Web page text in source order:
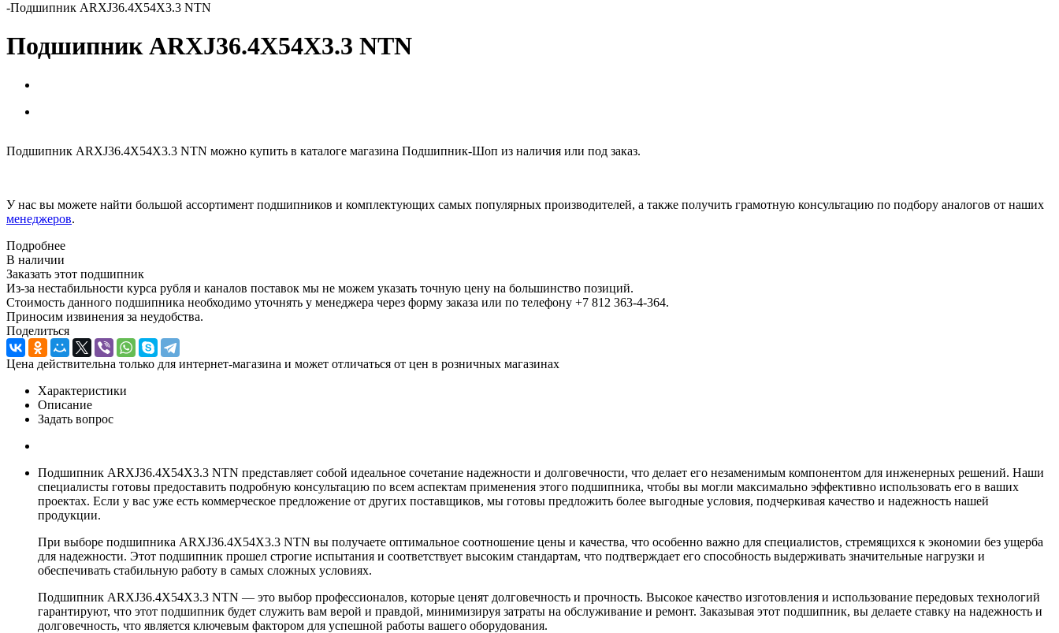
-Подшипник ARXJ36.4X54X3.3 NTN
Подшипник ARXJ36.4X54X3.3 NTN
Подшипник ARXJ36.4X54X3.3 NTN можно купить в каталоге магазина Подшипник-Шоп из наличия или под заказ.
У нас вы можете найти большой ассортимент подшипников и комплектующих самых популярных производителей, а также получить грамотную консультацию по подбору аналогов от наших
менеджеров.
Подробнее
В наличии
Заказать этот подшипник
Из-за нестабильности курса рубля и каналов поставок мы не можем указать точную цену на большинство позиций.
Стоимость данного подшипника необходимо уточнять у менеджера через форму заказа или по телефону +7 812 363-4-364.
Приносим извинения за неудобства.
Поделиться
Цена действительна только для интернет-магазина и может отличаться от цен в розничных магазинах
Характеристики
Описание
Задать вопрос
Подшипник ARXJ36.4X54X3.3 NTN представляет собой идеальное сочетание надежности и долговечности, что делает его незаменимым компонентом для инженерных решений. Наши
специалисты готовы предоставить подробную консультацию по всем аспектам применения этого подшипника, чтобы вы могли максимально эффективно использовать его в ваших
проектах. Если у вас уже есть коммерческое предложение от других поставщиков, мы готовы предложить более выгодные условия, подчеркивая качество и надежность нашей
продукции.
При выборе подшипника ARXJ36.4X54X3.3 NTN вы получаете оптимальное соотношение цены и качества, что особенно важно для специалистов, стремящихся к экономии без ущерба
для надежности. Этот подшипник прошел строгие испытания и соответствует высоким стандартам, что подтверждает его способность выдерживать значительные нагрузки и
обеспечивать стабильную работу в самых сложных условиях.
Подшипник ARXJ36.4X54X3.3 NTN — это выбор профессионалов, которые ценят долговечность и прочность. Высокое качество изготовления и использование передовых технологий
гарантируют, что этот подшипник будет служить вам верой и правдой, минимизируя затраты на обслуживание и ремонт. Заказывая этот подшипник, вы делаете ставку на надежность и
долговечность, что является ключевым фактором для успешной работы вашего оборудования.